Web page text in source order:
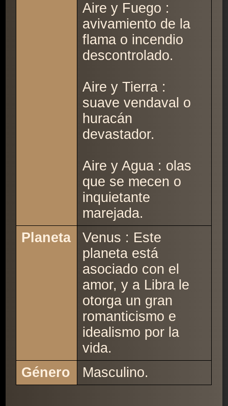
Aire y Fuego :
avivamiento de la
flama o incendio
descontrolado.
Aire y Tierra :
suave vendaval o
huracán
devastador.
Aire y Agua : olas
que se mecen o
inquietante
marejada.
Planeta
Venus : Este
planeta está
asociado con el
amor, y a Libra le
otorga un gran
romanticismo e
idealismo por la
vida.
Género
Masculino.